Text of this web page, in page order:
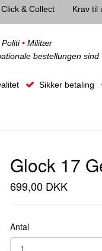
Click & Collect Krav til
•Militær
bestellungen sind
Sikker betaling
Glock 17
699,00 DKK
Antal